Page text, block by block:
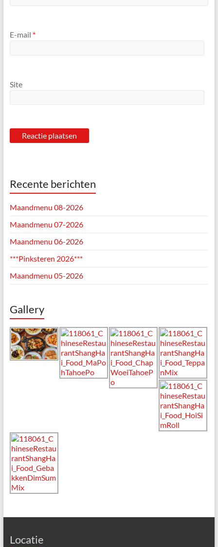
E-mail *
Site
Recente berichten
Maandmenu 08-2026
Maandmenu 07-2026
Maandmenu 06-2026
***Pinksteren 2026***
Maandmenu 05-2026
Gallery
Locatie